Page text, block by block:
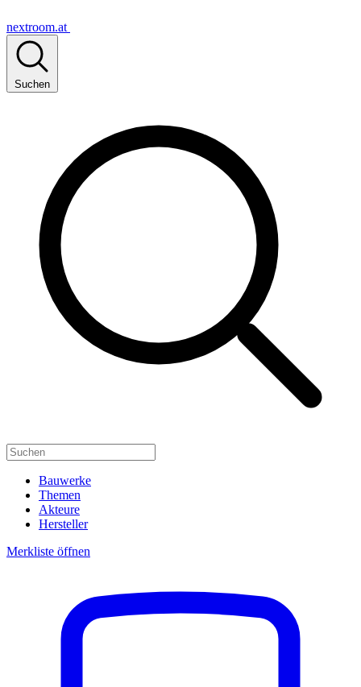
nextroom.at
Suchen
Bauwerke
Themen
Akteure
Hersteller
Merkliste öffnen